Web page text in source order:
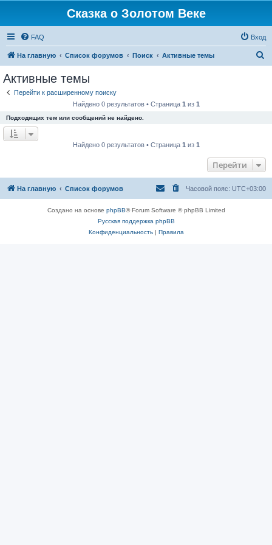
Сказка о Золотом Веке
FAQ Вход
На главную Список форумов Поиск Активные темы
Активные темы
Перейти к расширенному поиску
Найдено 0 результатов • Страница 1 из 1
Подходящих тем или сообщений не найдено.
Найдено 0 результатов • Страница 1 из 1
Перейти
На главную Список форумов Часовой пояс: UTC+03:00
Создано на основе phpBB® Forum Software © phpBB Limited
Русская поддержка phpBB
Конфиденциальность| Правила